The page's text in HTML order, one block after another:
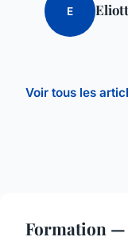
E Eliott
Voir tous les
Formation —